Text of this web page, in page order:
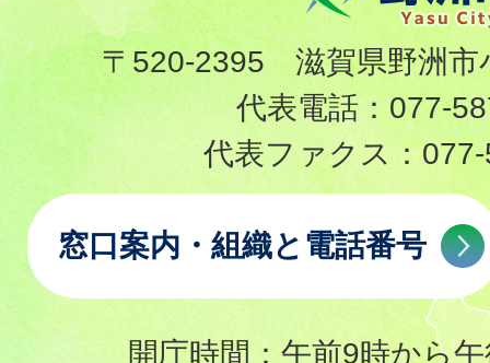
〒520-2395 滋賀県野洲市
代表電話： 077-
代表ファクス：
窓口案内・組織と電話番号
開庁時間：午前9時から